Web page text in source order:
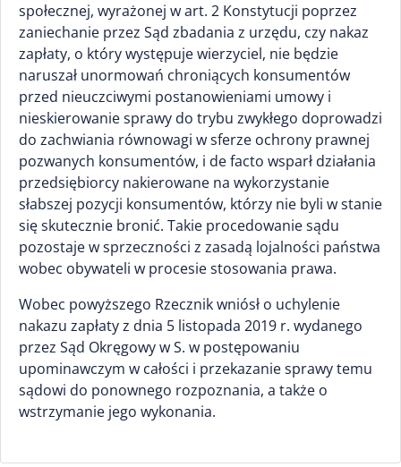
społecznej, wyrażonej w art. 2 Konstytucji poprzez
zaniechanie przez Sąd zbadania z urzędu, czy nakaz
zapłaty, o który występuje wierzyciel, nie będzie
naruszał unormowań chroniących konsumentów
przed nieuczciwymi postanowieniami umowy i
nieskierowanie sprawy do trybu zwykłego doprowadzi
do zachwiania równowagi w sferze ochrony prawnej
pozwanych konsumentów, i de facto wsparł działania
przedsiębiorcy nakierowane na wykorzystanie
słabszej pozycji konsumentów, którzy nie byli w stanie
się skutecznie bronić. Takie procedowanie sądu
pozostaje w sprzeczności z zasadą lojalności państwa
wobec obywateli w procesie stosowania prawa.
Wobec powyższego Rzecznik wniósł o uchylenie
nakazu zapłaty z dnia 5 listopada 2019 r. wydanego
przez Sąd Okręgowy w S. w postępowaniu
upominawczym w całości i przekazanie sprawy temu
sądowi do ponownego rozpoznania, a także o
wstrzymanie jego wykonania.